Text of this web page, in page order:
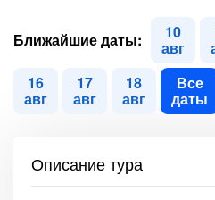
Ближайшие даты: 10
авг
16
авг
17
авг
18
авг
Все
даты
Описание тура